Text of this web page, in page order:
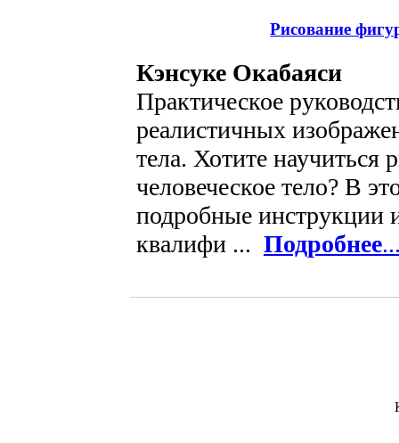
Рисование
Кэнсуке Окабаяси
Практическое
реалистичных
тела. Хотите научиться
человеческое тело? В
подробные инструкции
квалифи ... Подробнее